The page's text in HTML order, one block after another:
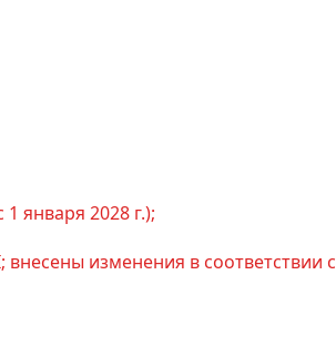
1 января 2028 г.);
внесены изменения в соответствии с